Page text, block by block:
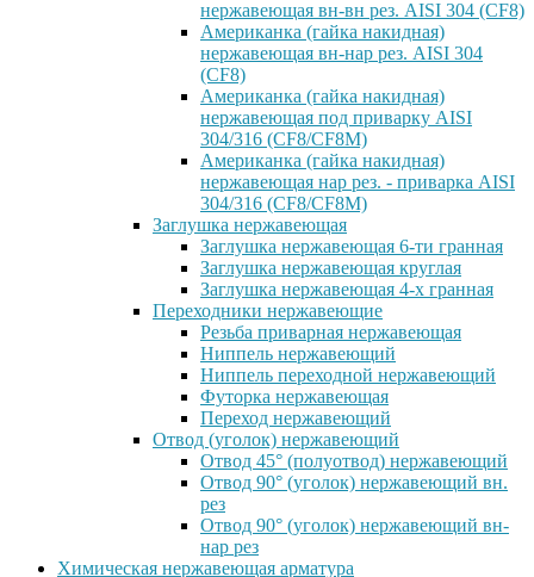
нержавеющая вн-вн рез. AISI 304 (CF8)
Американка (гайка накидная)
нержавеющая вн-нар рез. AISI 304
(CF8)
Американка (гайка накидная)
нержавеющая под приварку AISI
304/316 (CF8/CF8M)
Американка (гайка накидная)
нержавеющая нар рез. - приварка AISI
304/316 (CF8/CF8M)
Заглушка нержавеющая
Заглушка нержавеющая 6-ти гранная
Заглушка нержавеющая круглая
Заглушка нержавеющая 4-х гранная
Переходники нержавеющие
Резьба приварная нержавеющая
Ниппель нержавеющий
Ниппель переходной нержавеющий
Футорка нержавеющая
Переход нержавеющий
Отвод (уголок) нержавеющий
Отвод 45° (полуотвод) нержавеющий
Отвод 90° (уголок) нержавеющий вн.
рез
Отвод 90° (уголок) нержавеющий вн-
нар рез
Химическая нержавеющая арматура